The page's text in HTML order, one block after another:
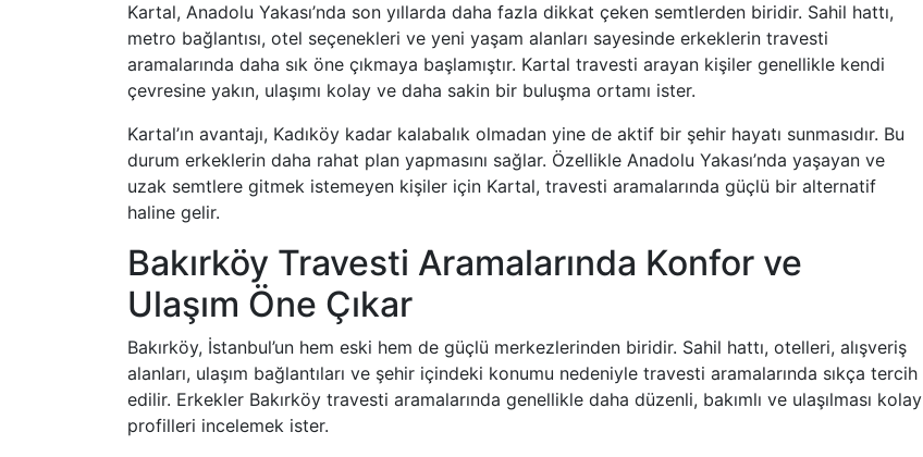
Kartal, Anadolu Yakası’nda son yıllarda daha fazla dikkat çeken semtlerden biridir. Sahil hattı,
metro bağlantısı, otel seçenekleri ve yeni yaşam alanları sayesinde erkeklerin travesti
aramalarında daha sık öne çıkmaya başlamıştır. Kartal travesti arayan kişiler genellikle kendi
çevresine yakın, ulaşımı kolay ve daha sakin bir buluşma ortamı ister.
Kartal’ın avantajı, Kadıköy kadar kalabalık olmadan yine de aktif bir şehir hayatı sunmasıdır. Bu
durum erkeklerin daha rahat plan yapmasını sağlar. Özellikle Anadolu Yakası’nda yaşayan ve
uzak semtlere gitmek istemeyen kişiler için Kartal, travesti aramalarında güçlü bir alternatif
haline gelir.
Bakırköy Travesti Aramalarında Konfor ve
Ulaşım Öne Çıkar
Bakırköy, İstanbul’un hem eski hem de güçlü merkezlerinden biridir. Sahil hattı, otelleri, alışveriş
alanları, ulaşım bağlantıları ve şehir içindeki konumu nedeniyle travesti aramalarında sıkça tercih
edilir. Erkekler Bakırköy travesti aramalarında genellikle daha düzenli, bakımlı ve ulaşılması kolay
profilleri incelemek ister.